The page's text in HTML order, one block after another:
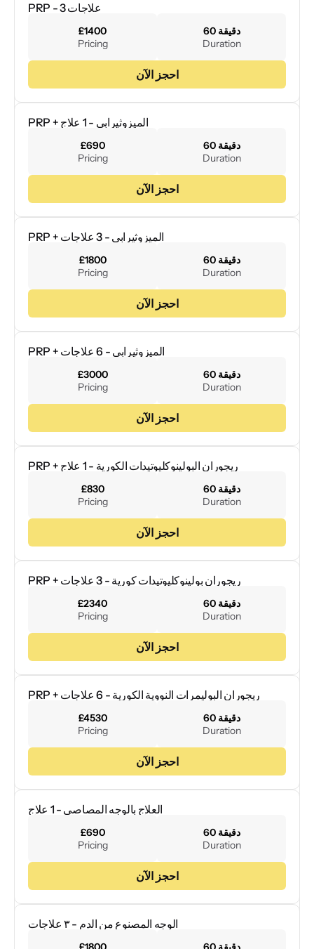
PRP - 3 علاجات
£1400
Pricing
60 دقيقة
Duration
احجز الآن
PRP + الميزوثيرابي - 1 علاج
£690
Pricing
60 دقيقة
Duration
احجز الآن
PRP + الميزوثيرابي - 3 علاجات
£1800
Pricing
60 دقيقة
Duration
احجز الآن
PRP + الميزوثيرابي - 6 علاجات
£3000
Pricing
60 دقيقة
Duration
احجز الآن
PRP + ريجوران البولينوكليوتيدات الكورية - 1 علاج
£830
Pricing
60 دقيقة
Duration
احجز الآن
PRP + ريجوران بولينوكليوتيدات كورية - 3 علاجات
£2340
Pricing
60 دقيقة
Duration
احجز الآن
PRP + ريجوران البوليمرات النووية الكورية - 6 علاجات
£4530
Pricing
60 دقيقة
Duration
احجز الآن
العلاج بالوجه المصاصي - 1 علاج
£690
Pricing
60 دقيقة
Duration
احجز الآن
الوجه المصنوع من الدم - ٣ علاجات